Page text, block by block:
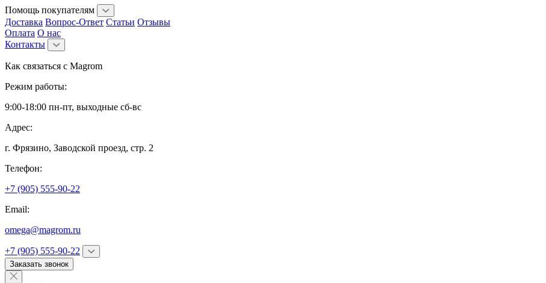
Помощь покупателям
Доставка Вопрос-Ответ Статьи Отзывы
Оплата О нас
Контакты
Как связаться с Magrom
Режим работы:
9:00-18:00 пн-пт, выходные сб-вс
Адрес:
г. Фрязино, Заводской проезд, стр. 2
Телефон:
+7 (905) 555-90-22
Email:
omega@magrom.ru
+7 (905) 555-90-22
Заказать звонок